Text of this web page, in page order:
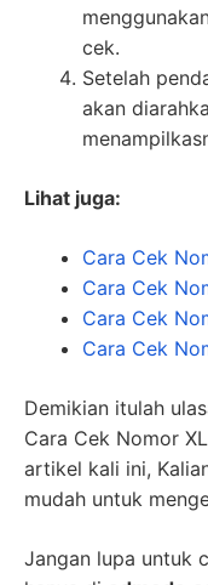
cek.
Setelah
akan
Lihat juga:
Cara Cek
Cara Cek
Cara Cek
Cara Cek
Demikian itulah
Cara Cek Nomor
artikel kali ini,
mudah untuk
Jangan lupa untuk